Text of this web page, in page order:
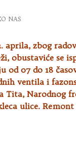
NAS
aprila, zbog
obustaviće se
od 07 do 18
ventila i
Tita, Narodnog
ulice.